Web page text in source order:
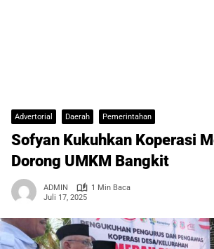
Advertorial Daerah Pemerintahan
Sofyan Kukuhkan Koperasi
Dorong UMKM Bangkit
ADMIN
1 Min Baca
Juli 17, 2025